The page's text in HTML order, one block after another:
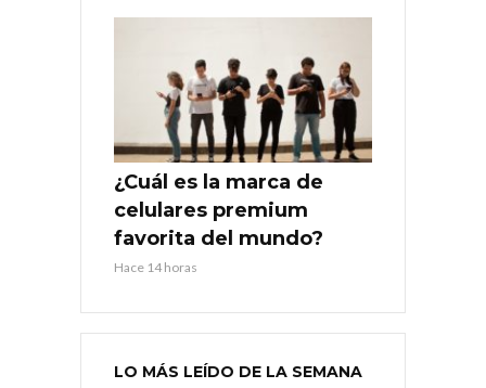
¿Cuál es la marca de
celulares premium
favorita del mundo?
Hace 14 horas
LO MÁS LEÍDO DE LA SEMANA